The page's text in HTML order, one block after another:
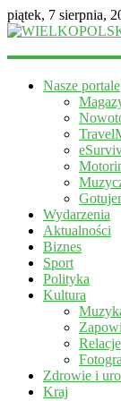
piątek, 7 sierpnia,
informacyjny
Nasze portale
Wydarzenia
Aktualności
Biznes
Sport
Polityka
Kultura
Relacje
Zdrowie i
Kraj